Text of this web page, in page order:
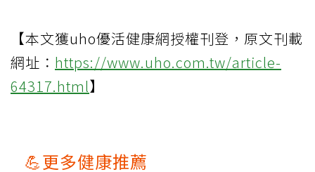
【本文獲uho優活健康網授權刊登，原文刊載
網址： https://www.uho.com.tw/article-
64317.html】
💪更多健康推薦